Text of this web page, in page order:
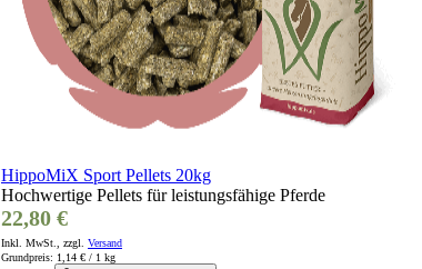
HippoMiX Sport Pellets 20kg
Hochwertige Pellets für leistungsfähige Pferde
22,80 €
Inkl. MwSt., zzgl. Versand
Grundpreis: 1,14 € / 1 kg